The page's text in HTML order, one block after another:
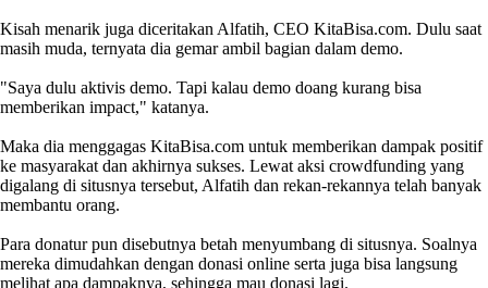
Kisah menarik juga diceritakan Alfatih, CEO KitaBisa.com. Dulu saat
masih muda, ternyata dia gemar ambil bagian dalam demo.
"Saya dulu aktivis demo. Tapi kalau demo doang kurang bisa
memberikan impact," katanya.
Maka dia menggagas KitaBisa.com untuk memberikan dampak positif
ke masyarakat dan akhirnya sukses. Lewat aksi crowdfunding yang
digalang di situsnya tersebut, Alfatih dan rekan-rekannya telah banyak
membantu orang.
Para donatur pun disebutnya betah menyumbang di situsnya. Soalnya
mereka dimudahkan dengan donasi online serta juga bisa langsung
melihat apa dampaknya, sehingga mau donasi lagi.